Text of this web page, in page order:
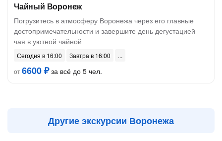
Чайный Воронеж
Погрузитесь в атмосферу Воронежа через его главные
достопримечательности и завершите день дегустацией
чая в уютной чайной
Сегодня в 16:00
Завтра в 16:00
от6600 ₽за всё до 5 чел.
Другие экскурсии Воронежа